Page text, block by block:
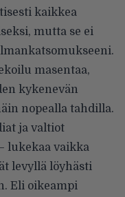
kaikkea
mutta se ei
masentaa,
kykenevän
nopealla tahdilla.
ja valtiot
lukekaa vaikka
levyllä löyhästi
Eli oikeampi